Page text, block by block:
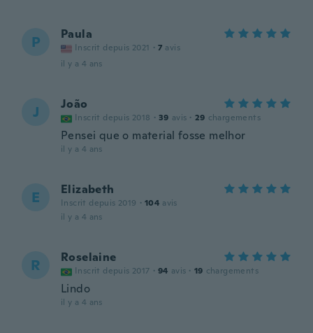
P Paula
Inscrit depuis 2021 · 7 avis
il y a 4 ans
J João
Inscrit depuis 2018 · 39 avis · 29 chargements
Pensei que o material fosse melhor
il y a 4 ans
E Elizabeth
Inscrit depuis 2019 · 104 avis
il y a 4 ans
R Roselaine
Inscrit depuis 2017 · 94 avis · 19 chargements
Lindo
il y a 4 ans